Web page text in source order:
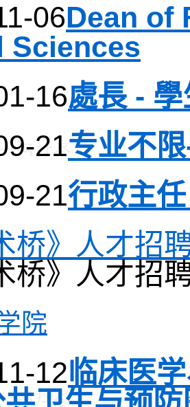
06Dean of
Sciences
16處長 -
21专业不
21行政主
院
12临床医